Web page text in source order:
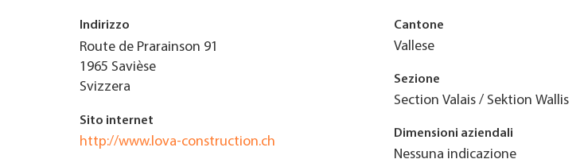
CARRIERA E LAVORO
TROVARE AZIENDA
RIVISTA SPECIALIZZATA
Indirizzo
Route de Prarainson 91
1965 Savièse
Svizzera
Sito internet
http://www.lova-construction.ch
Cantone
Vallese
Sezione
Section Valais / Sektion Wallis
Dimensioni aziendali
Nessuna indicazione